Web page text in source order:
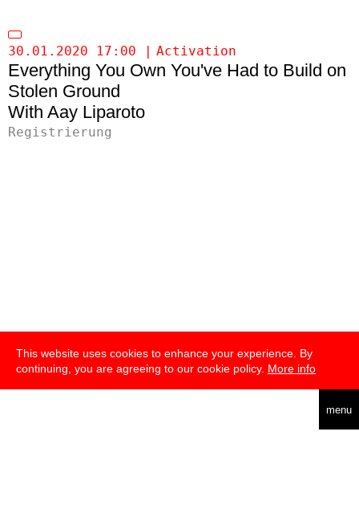
This website uses cookies to enhance your experience. By
continuing, you are agreeing to our cookie policy. More info
menu
30.01.2020 17:00 Activation
Everything You Own You've Had to Build on
Stolen Ground
Aay Liparoto
Registrierung